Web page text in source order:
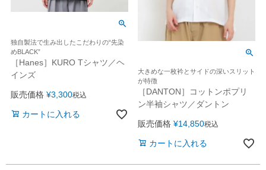
独自製法で生み出したこだわりの“先染
めBLACK”
［Hanes］KURO Tシャツ／ヘ
インズ
販売価格 ¥3,300税込
カートに入れる
大きめな一枚衿とサイドの深いスリット
が特徴
［DANTON］コットンポプリ
ン半袖シャツ／ダントン
販売価格 ¥14,850税込
カートに入れる